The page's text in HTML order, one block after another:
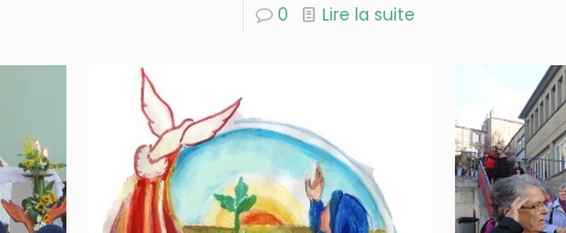
0 Lire la suite